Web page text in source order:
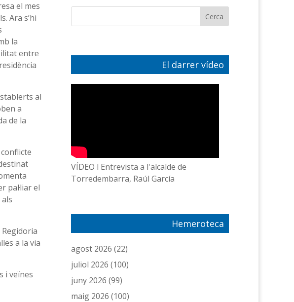
el mes
Ara s’hi
la
entre
al
a
de la
pal·liar el
Regidoria
a la via
i veïnes
El darrer vídeo
VÍDEO l Entrevista a l'alcalde de
Torredembarra, Raúl García
Hemeroteca
agost 2026 (22)
juliol 2026 (100)
juny 2026 (99)
maig 2026 (100)